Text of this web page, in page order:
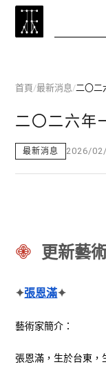
首頁/最新消息 /二〇二
二〇二六年
最新消息 2026/
𖠁 更新藝
✦張恩滿✦
藝術家簡介：
張恩滿，生於台東，